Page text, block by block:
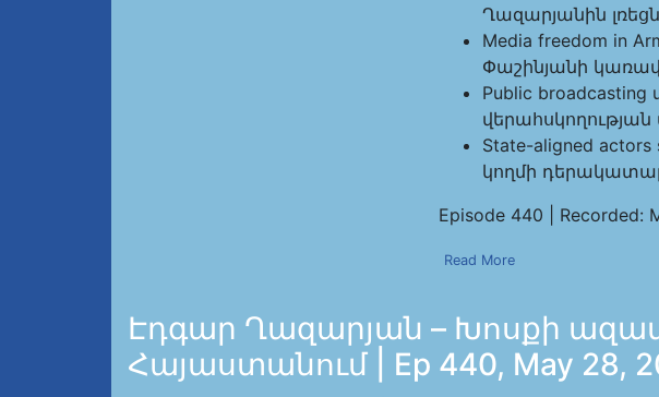
Ղազարյանին
Media freedom in
Փաշինյանի
Public
State-aligned
կողմի
Episode 440 | Recorded:
Read More
Էդգար Ղազարյան – Խոսքի
Հայաստանում | Ep 440, May 28,